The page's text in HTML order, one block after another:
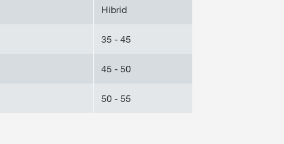
Hibrid
35 - 45
45 - 50
50 - 55